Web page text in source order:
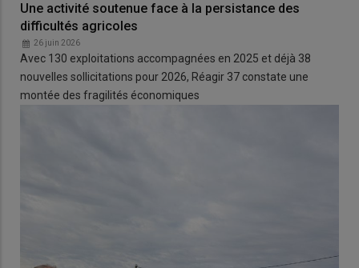
Une activité soutenue face à la persistance des
difficultés agricoles
26 juin 2026
Avec 130 exploitations accompagnées en 2025 et déjà 38
nouvelles sollicitations pour 2026, Réagir 37 constate une
montée des fragilités économiques